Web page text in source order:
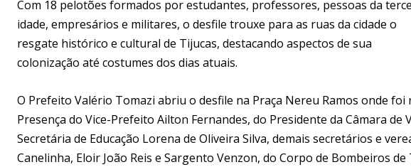
Com 18 pelotões formados por estudantes, professores, pessoas da
idade, empresários e militares, o desfile trouxe para as ruas da cidade o
resgate histórico e cultural de Tijucas, destacando aspectos de sua
colonização até costumes dos dias atuais.
O Prefeito Valério Tomazi abriu o desfile na Praça Nereu Ramos onde foi
Presença do Vice-Prefeito Ailton Fernandes, do Presidente da Câmara de
Secretária de Educação Lorena de Oliveira Silva, demais secretários e
Canelinha, Eloir João Reis e Sargento Venzon, do Corpo de Bombeiros